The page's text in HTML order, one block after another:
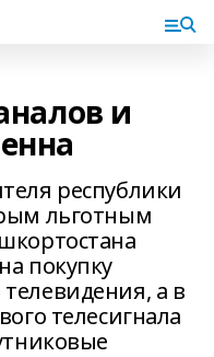
и
республики
льготным
покупку
а в
телесигнала